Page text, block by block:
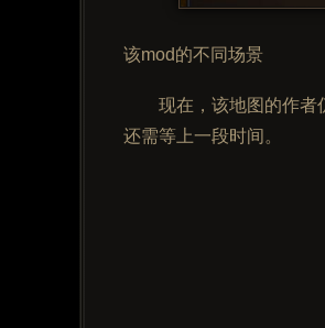
该mod的不同场景
现在，该地图的作者
还需等上一段时间。